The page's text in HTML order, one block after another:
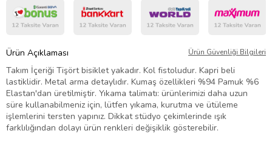
Ürün Açıklaması Ürün Güvenliği Bilgileri
Takım İçeriği Tişört bisiklet yakadır. Kol fistoludur. Kapri beli
lastiklidir. Metal arma detaylıdır. Kumaş özellikleri %94 Pamuk %6
Elastan'dan üretilmiştir. Yıkama talimatı: ürünlerimizi daha uzun
süre kullanabilmeniz için, lütfen yıkama, kurutma ve ütüleme
işlemlerini tersten yapınız. Dikkat stüdyo çekimlerinde ışık
farklılığından dolayı ürün renkleri değişiklik gösterebilir.